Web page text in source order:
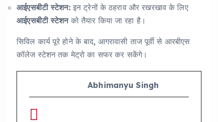
आईएसबीटी स्टेशन:इन ट्रेनों के ठहराव और रखरखाव के लिए
आईएसबीटी स्टेशनको तैयार किया जा रहा है।
सिविल कार्य पूरे होने के बाद, आगरावासी ताज पूर्वी से आरबीएस
कॉलेज स्टेशन तक मेट्रो का सफर कर सकेंगे।
Abhimanyu Singh